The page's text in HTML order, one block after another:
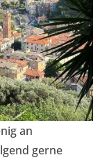
an
gerne